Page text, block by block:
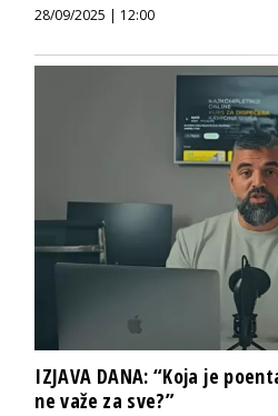
28/09/2025 | 12:00
IZJAVA DANA: “Koja je
ne važe za sve?”